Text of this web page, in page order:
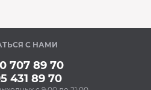
В наличии
С НАМИ
707 89 70
431 89 70